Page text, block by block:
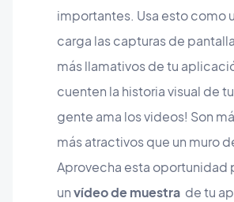
importantes. Usa esto como
carga las capturas de
más llamativos de tu
cuenten la historia visual de
gente ama los videos! Son
más atractivos que un muro
Aprovecha esta oportunidad
unvídeo de muestra de tu